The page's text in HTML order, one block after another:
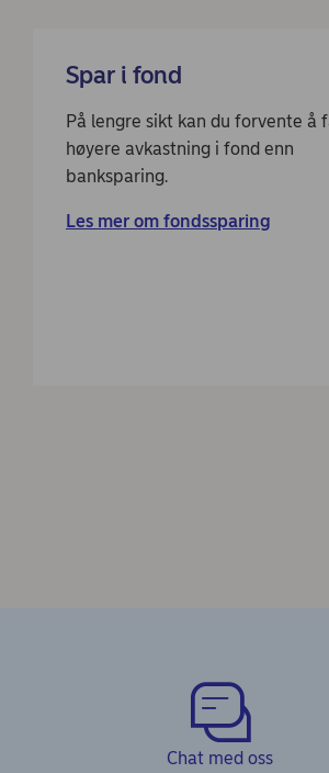
Spar i fond
På lengre sikt kan du forvente å
høyere avkastning i fond enn
banksparing.
Les mer om fondssparing
Chat med oss